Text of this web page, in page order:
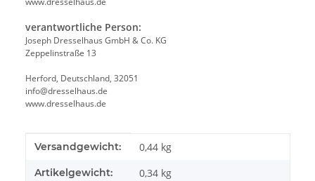
verantwortliche Person:
Joseph Dresselhaus GmbH & Co. KG
Zeppelinstraße 13
Herford, Deutschland, 32051
info@dresselhaus.de
www.dresselhaus.de
Produkteigenschaft
Wert
Versandgewicht: 0,44 kg
Artikelgewicht: 0,34 kg